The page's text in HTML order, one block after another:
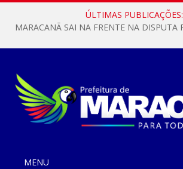
ÚLTIMAS PUBLICAÇÕES:
MENU